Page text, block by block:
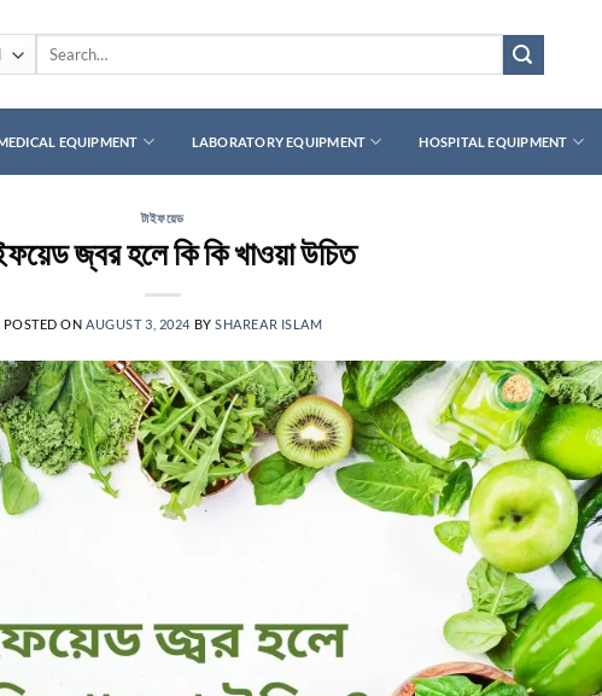
Search
EQUIPMENT LABORATORY EQUIPMENT HOSPITAL EQUIPMENT
টাইফয়েড
জ্বর হলে কি কি খাওয়া উচিত
POSTED ON AUGUST 3, 2024 BYSHAREAR ISLAM